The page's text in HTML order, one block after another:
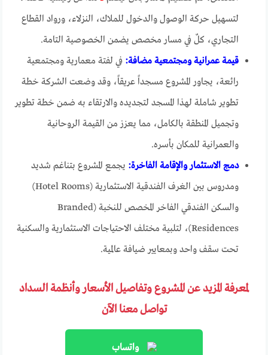
لتسهيل حركة الوصول والدخول للملاك، النزلاء، ورواد القطاع
التجاري، كلٌ في مسار مخصص يضمن الخصوصية التامة.
قيمة عمرانية ومجتمعية مضافة: في لفتة معمارية ومجتمعية
رائعة، يجاور المشروع مسجداً عريقاً، وقد وضعت الشركة خطة
تطوير شاملة لهذا المسجد لتجديده والارتقاء به ضمن خطة تطوير
وتجميل المنطقة بالكامل، مما يعزز من القيمة الروحانية
والعمرانية للمكان بأسره.
دمج الاستثمار والإقامة الفاخرة: يجمع المشروع بتناغم شديد
ومدروس بين الغرف الفندقية الاستثمارية (Hotel Rooms)
والسكن الفندقي الفاخر المخصص للنخبة (Branded
Residences)، لتلبية مختلف الاحتياجات الاستثمارية والسكنية
تحت سقف واحد وبمعايير ضيافة عالمية.
لمعرفة المزيد عن المشروع وتفاصيل الأسعار وأنظمة السداد
تواصل معنا الآن
واتساب